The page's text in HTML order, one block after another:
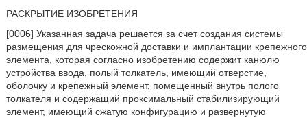
РАСКРЫТИЕ ИЗОБРЕТЕНИЯ
[0006] Указанная задача решается за счет создания системы
размещения для чрескожной доставки и имплантации крепежного
элемента, которая согласно изобретению содержит канюлю
устройства ввода, полый толкатель, имеющий отверстие,
оболочку и крепежный элемент, помещенный внутрь полого
толкателя и содержащий проксимальный стабилизирующий
элемент, имеющий сжатую конфигурацию и развернутую